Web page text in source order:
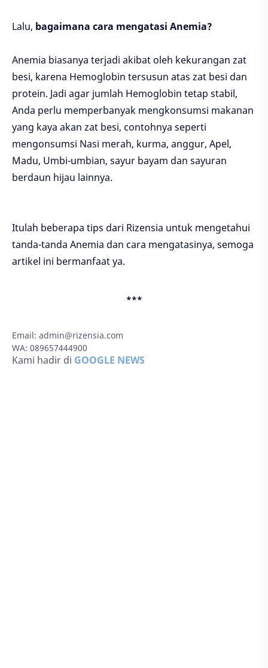
Lalu, bagaimana cara mengatasi Anemia?
Anemia biasanya terjadi akibat oleh kekurangan zat
besi, karena Hemoglobin tersusun atas zat besi dan
protein. Jadi agar jumlah Hemoglobin tetap stabil,
Anda perlu memperbanyak mengkonsumsi makanan
yang kaya akan zat besi, contohnya seperti
mengonsumsi Nasi merah, kurma, anggur, Apel,
Madu, Umbi-umbian, sayur bayam dan sayuran
berdaun hijau lainnya.
Itulah beberapa tips dari Rizensia untuk mengetahui
tanda-tanda Anemia dan cara mengatasinya, semoga
artikel ini bermanfaat ya.
***
Email: admin@rizensia.com
WA: 089657444900
Kami hadir di GOOGLE NEWS